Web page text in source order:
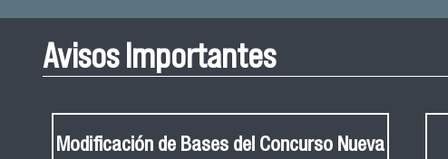
Avisos Importantes
Modificación de Bases del Concurso Nueva